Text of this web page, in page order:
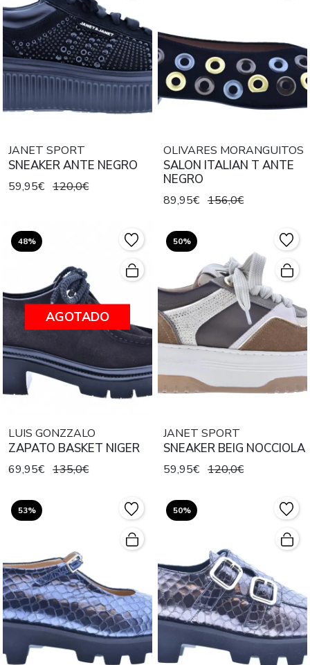
JANET SPORT
SNEAKER ANTE NEGRO
59,95€ 120,0€
OLIVARES MORANGUITOS
SALON ITALIAN T ANTE
NEGRO
89,95€ 156,0€
48%
AGOTADO
LUIS GONZZALO
ZAPATO BASKET NIGER
69,95€ 135,0€
50%
JANET SPORT
SNEAKER BEIG NOCCIOLA
59,95€ 120,0€
53% 50%